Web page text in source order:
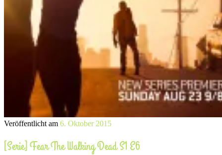
Veröffentlicht am 6. Oktober 2015
[Serie] Fear The Walking Dead S1 E6